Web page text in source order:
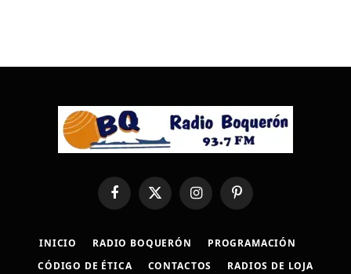
FacebookX
(Twitter)
InstagramPinterest
INICIO RADIO BOQUERÓN
PROGRAMACIÓN
CÓDIGO DE ÉTICA
CONTACTOS RADIOS DE LOJA